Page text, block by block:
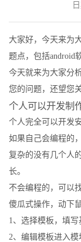
大家好，今天来为
题点，包括android
今天就来为大家分
您的问题，还望您
个人可以开发制
个人完全可以开发
如果自己会编程的
复杂的没有几个人
长。
不会编程的，可以
傻瓜式操作，动下
1、选择模板，填
2、编辑模板进入